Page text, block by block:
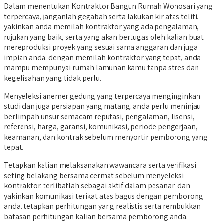
Dalam menentukan Kontraktor Bangun Rumah Wonosari yang
terpercaya, janganlah gegabah serta lakukan kir atas teliti.
yakinkan anda memilah kontraktor yang ada pengalaman,
rujukan yang baik, serta yang akan bertugas oleh kalian buat
mereproduksi proyek yang sesuai sama anggaran dan juga
impian anda. dengan memilah kontraktor yang tepat, anda
mampu mempunyai rumah lamunan kamu tanpa stres dan
kegelisahan yang tidak perlu.
Menyeleksi anemer gedung yang terpercaya menginginkan
studi dan juga persiapan yang matang. anda perlu meninjau
berlimpah unsur semacam reputasi, pengalaman, lisensi,
referensi, harga, garansi, komunikasi, periode pengerjaan,
keamanan, dan kontrak sebelum menyortir pemborong yang
tepat.
Tetapkan kalian melaksanakan wawancara serta verifikasi
seting belakang bersama cermat sebelum menyeleksi
kontraktor. terlibatlah sebagai aktif dalam pesanan dan
yakinkan komunikasi terikat atas bagus dengan pemborong
anda. tetapkan perhitungan yang realistis serta rembukkan
batasan perhitungan kalian bersama pemborong anda.